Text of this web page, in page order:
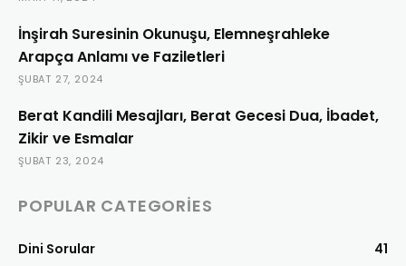
İnşirah Suresinin Okunuşu, Elemneşrahleke
Arapça Anlamı ve Faziletleri
ŞUBAT 27, 2024
Berat Kandili Mesajları, Berat Gecesi Dua, İbadet,
Zikir ve Esmalar
ŞUBAT 23, 2024
POPULAR CATEGORIES
Dini Sorular
41